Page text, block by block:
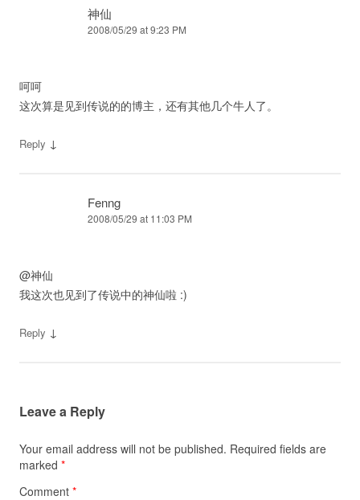
神仙
2008/05/29 at 9:23 PM
呵呵
这次算是见到传说的的博主，还有其他几个牛人了。
Reply ↓
Fenng
2008/05/29 at 11:03 PM
@神仙
我这次也见到了传说中的神仙啦 :)
Reply ↓
Leave a Reply
Your email address will not be published. Required fields are
marked *
Comment *